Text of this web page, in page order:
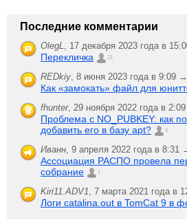
Последние комментарии
OlegL, 17 декабря 2023 года в
Перекличка 21
REDkiy, 8 июня 2023 года в 9:09 →
Как «замокать» файл для
fhunter, 29 ноября 2022 года в
Проблема с NO_PUBKEY: как
добавить его в базу apt?
6
Иванн, 9 апреля 2022 года в 8:31
Ассоциация РАСПО провела
собрание
1
Kiri11.ADV1, 7 марта 2021 года в
Логи catalina.out в TomCat 9 в